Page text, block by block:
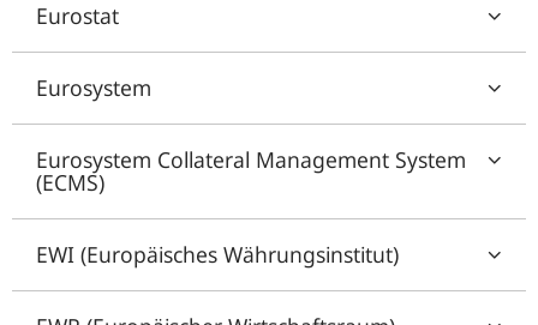
Eurostat
Eurosystem
Eurosystem Collateral Management System
(ECMS)
EWI (Europäisches Währungsinstitut)